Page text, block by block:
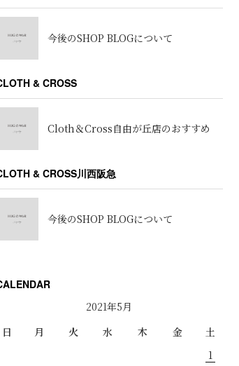
今後のSHOP BLOGについて
& CROSS
Cloth＆Cross自由が丘店のおすすめ
& CROSS川西阪急
今後のSHOP BLOGについて
2021年5月
日
月 火 水 木 金
土
1